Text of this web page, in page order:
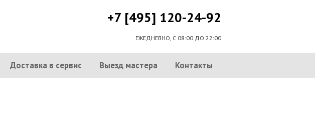
+7 [495] 120-24-92
ЕЖЕДНЕВНО, С 08:00 ДО 22:00
Доставка в сервис Выезд мастера Контакты